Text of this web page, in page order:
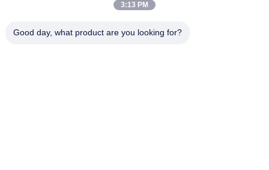
Envoyez
3:13 PM
Good day, what product are you looking for?